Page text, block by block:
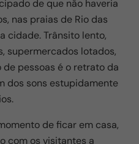
de que não haveria
nas praias de Rio das
cidade. Trânsito lento,
supermercados lotados,
pessoas é o retrato da
dos sons estupidamente
de ficar em casa,
com os visitantes a